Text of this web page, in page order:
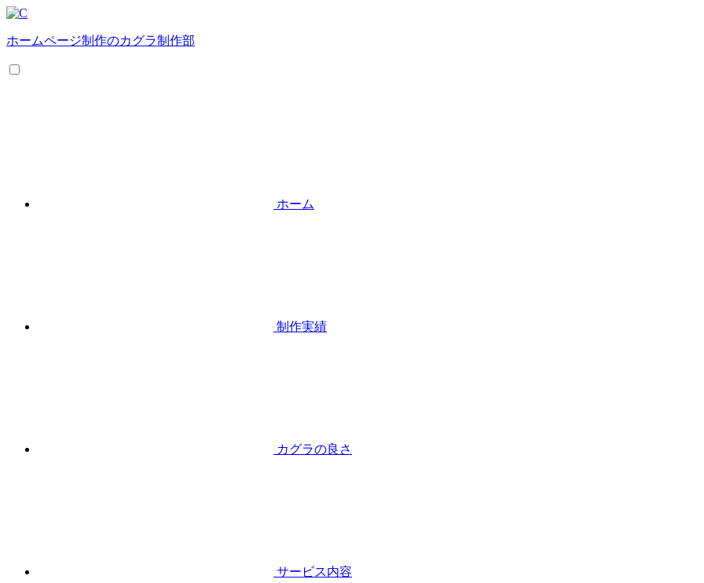
ホームページ制作のカグラ制作部
ホーム
制作実績
カグラの良さ
サービス内容